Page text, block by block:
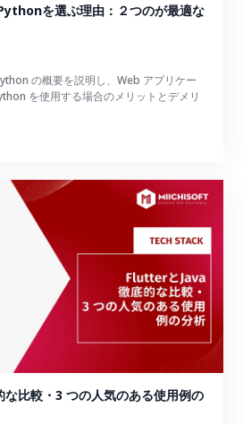
を選ぶ理由：２つのが最適な
の概要を説明し、Web アプリケー
を使用する場合のメリットとデメリ
比較・3 つの人気のある使用例の